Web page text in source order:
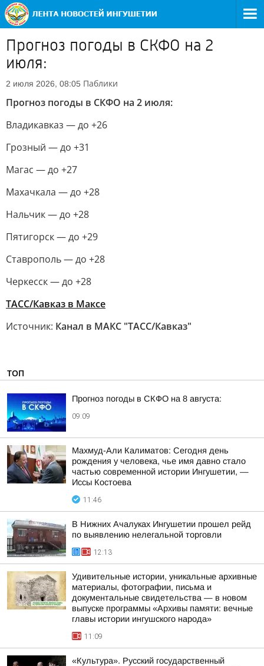
Прогноз погоды в СКФО на 2
июля:
2 июля 2026, 08:05 Паблики
Прогноз погоды в СКФО на 2 июля:
Владикавказ — до +26
Грозный — до +31
Магас — до +27
Махачкала — до +28
Нальчик — до +28
Пятигорск — до +29
Ставрополь — до +28
Черкесск — до +28
ТАСС/Кавказ в Максе
Источник: Канал в МАКС "ТАСС/Кавказ"
ТОП
Прогноз погоды в СКФО на 8 августа:
09:09
Махмуд-Али Калиматов: Сегодня день
рождения у человека, чье имя давно стало
частью современной истории Ингушетии, —
Иссы Костоева
11:46
В Нижних Ачалуках Ингушетии прошел рейд
по выявлению нелегальной торговли
12:13
Удивительные истории, уникальные архивные
материалы, фотографии, письма и
документальные свидетельства — в новом
выпуске программы «Архивы памяти: вечные
главы истории ингушского народа»
11:09
«Культура». Русский государственный